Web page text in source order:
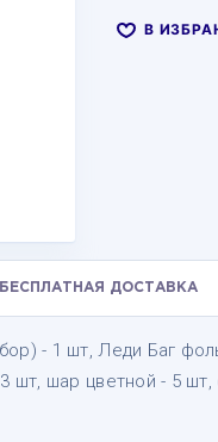
В
БЕСПЛАТНАЯ ДОСТАВКА
- 1 шт, Леди Баг
шт, шар цветной - 5